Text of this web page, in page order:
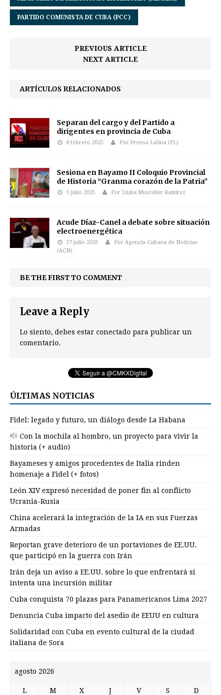
PARTIDO COMUNISTA DE CUBA (PCC)
PREVIOUS ARTICLE
NEXT ARTICLE
ARTÍCULOS RELACIONADOS
Separan del cargo y del Partido a
dirigentes en provincia de Cuba
8 febrero 2025 Por Prensa Latina (PL)
Sesiona en Bayamo II Coloquio Provincial
de Historia “Granma corazón de la Patria”
1 julio 2025 Por Liuba Mustelier Ramirez
Acude Díaz-Canel a debate sobre situación
electroenergética
17 julio 2025
Por Agencia Cubana de Noticias
(ACN)
BE THE FIRST TO COMMENT
Leave a Reply
Lo siento, debes estar conectado para publicar un
comentario.
ÚLTIMAS NOTICIAS
Fidel: legado y futuro, un diálogo desde La Habana
Con la mochila al hombro, un proyecto para vivir la
historia (+ audio)
Bayameses y amigos procedentes de Italia rinden
homenaje a Fidel (+ fotos)
León XIV expresó necesidad de poner fin al conflicto
Ucrania-Rusia
China acelerará la integración de la IA en sus Fuerzas
Armadas
Reportan grave deterioro de un portaviones de EE.UU.
que participó en la guerra con Irán
Irán deja un aviso a EE.UU. sobre lo que enfrentará si
intenta una incursión militar
Cuba conquista 70 plazas para Panamericanos Lima 2027
Denuncia Cuba impacto del asedio de EEUU en cultura
Solidaridad con Cuba en evento cultural de la ciudad
italiana de Sora
agosto 2026
L M X J V S D